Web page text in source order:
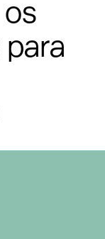
os
para